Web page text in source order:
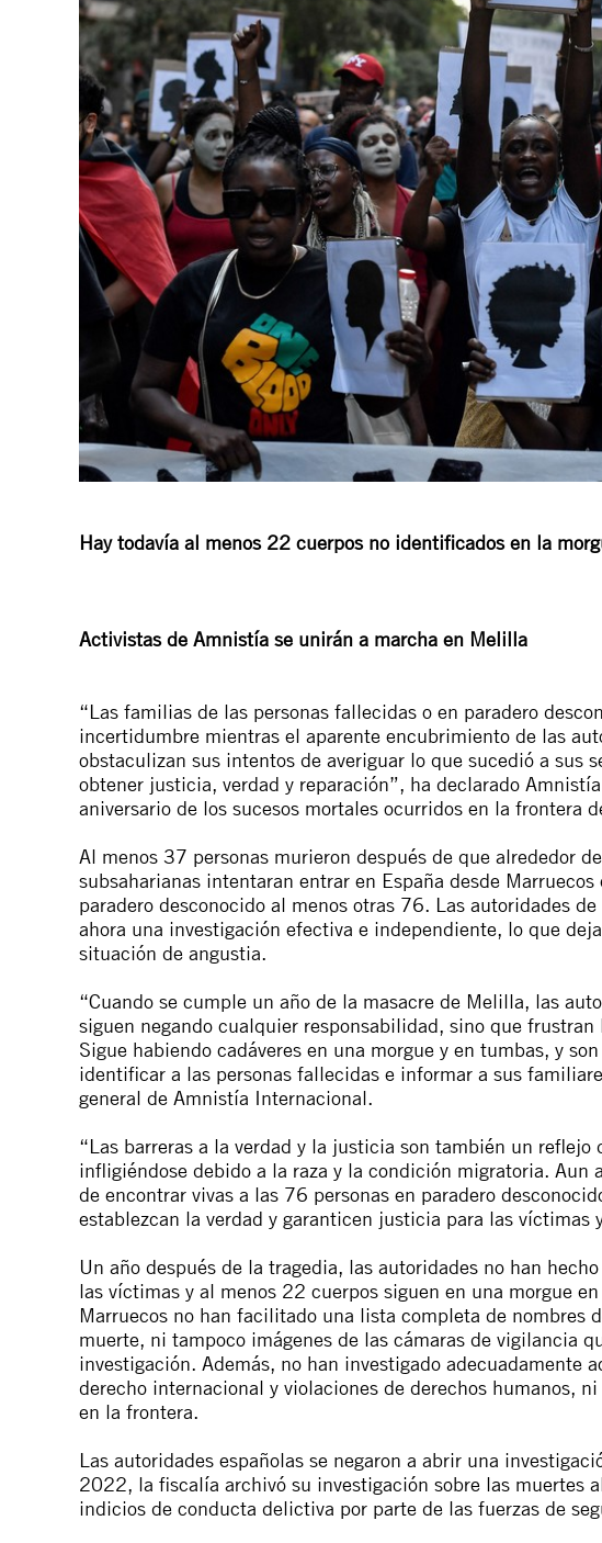
Hay todavía al menos 22 cuerpos no identificados en la
Activistas de Amnistía se unirán a marcha en Melilla
“Las familias de las personas fallecidas o en paradero
incertidumbre mientras el aparente encubrimiento de las
obstaculizan sus intentos de averiguar lo que sucedió a sus
obtener justicia, verdad y reparación”, ha declarado
aniversario de los sucesos mortales ocurridos en la frontera
Al menos 37 personas murieron después de que alrededor
subsaharianas intentaran entrar en España desde
paradero desconocido al menos otras 76. Las autoridades
ahora una investigación efectiva e independiente, lo que
situación de angustia.
“Cuando se cumple un año de la masacre de Melilla, las
siguen negando cualquier responsabilidad, sino que
Sigue habiendo cadáveres en una morgue y en tumbas, y
identificar a las personas fallecidas e informar a sus
general de Amnistía Internacional.
“Las barreras a la verdad y la justicia son también un
infligiéndose debido a la raza y la condición migratoria. Aun
de encontrar vivas a las 76 personas en paradero
establezcan la verdad y garanticen justicia para las víctimas
Un año después de la tragedia, las autoridades no han
las víctimas y al menos 22 cuerpos siguen en una morgue
Marruecos no han facilitado una lista completa de nombres
muerte, ni tampoco imágenes de las cámaras de vigilancia
investigación. Además, no han investigado adecuadamente
derecho internacional y violaciones de derechos humanos,
en la frontera.
Las autoridades españolas se negaron a abrir una
2022, la fiscalía archivó su investigación sobre las muertes
indicios de conducta delictiva por parte de las fuerzas de